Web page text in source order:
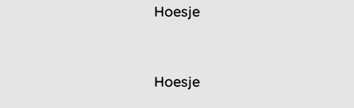
Hoesje
Hoesje